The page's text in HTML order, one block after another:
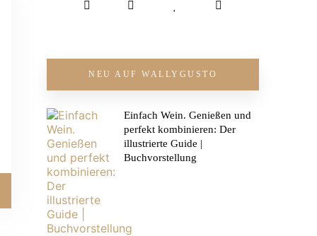
NEU AUF WALLYGUSTO
Einfach Wein. Genießen und
perfekt kombinieren: Der
illustrierte Guide |
Buchvorstellung